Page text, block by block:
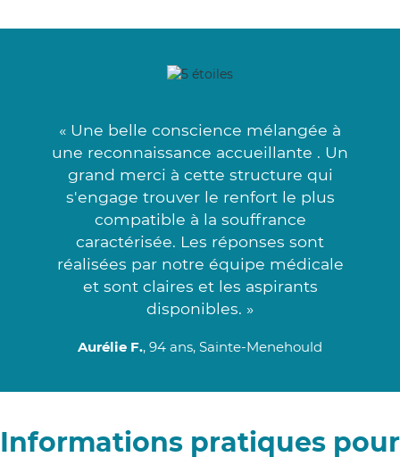
« Une belle conscience mélangée à
une reconnaissance accueillante . Un
grand merci à cette structure qui
s'engage trouver le renfort le plus
compatible à la souffrance
caractérisée. Les réponses sont
réalisées par notre équipe médicale
et sont claires et les aspirants
disponibles. »
Aurélie F., 94 ans, Sainte-Menehould
Informations pratiques pour